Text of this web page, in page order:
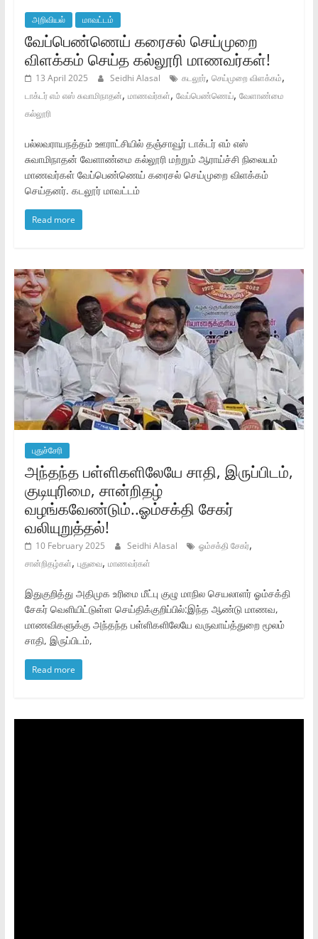
அறிவியல் மாவட்டம்
வேப்பெண்ணெய் கரைசல் செய்முறை
விளக்கம் செய்த கல்லூரி மாணவர்கள்!
13 April 2025 Seidhi Alasal கடலூர், செய்முறை விளக்கம்,
டாக்டர் எம் எஸ் சுவாமிநாதன், மாணவர்கள், வேப்பெண்ணெய், வேளாண்மை
கல்லூரி
பல்லவராயநத்தம் ஊராட்சியில் தஞ்சாவூர் டாக்டர் எம் எஸ்
சுவாமிநாதன் வேளாண்மை கல்லூரி மற்றும் ஆராய்ச்சி நிலையம்
மாணவர்கள் வேப்பெண்ணெய் கரைசல் செய்முறை விளக்கம்
செய்தனர். கடலூர் மாவட்டம்
Read more
புதுச்சேரி
அந்தந்த பள்ளிகளிலேயே சாதி, இருப்பிடம்,
குடியுரிமை, சான்றிதழ்
வழங்கவேண்டும்..ஓம்சக்தி சேகர்
வலியுறுத்தல்!
10 February 2025 Seidhi Alasal ஓம்சக்தி சேகர்,
சான்றிதழ்கள், புதுவை, மாணவர்கள்
இதுகுறித்து அதிமுக உரிமை மீட்பு குழு மாநில செயலாளர் ஓம்சக்தி
சேகர் வெளியிட்டுள்ள செய்திக்குறிப்பில்:இந்த ஆண்டு மாணவ,
மாணவிகளுக்கு அந்தந்த பள்ளிகளிலேயே வருவாய்த்துறை மூலம்
சாதி, இருப்பிடம்,
Read more